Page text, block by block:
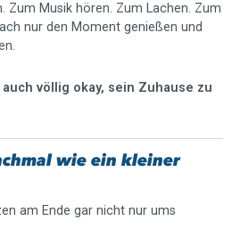
Zum Musik hören. Zum Lachen. Zum
nur den Moment genießen und
völlig okay, sein Zuhause zu
wie ein kleiner
am Ende gar nicht nur ums